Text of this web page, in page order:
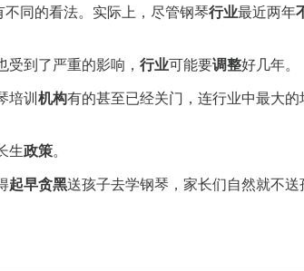
不同的看法。实际上，尽管钢琴行业最近两年
受到了严重的影响， 行业可能要调整好几年。
培训 机构有的甚至已经关门，连行业中最大的
生政策。
起早贪黑送孩子去学钢琴，家长们自然就不送